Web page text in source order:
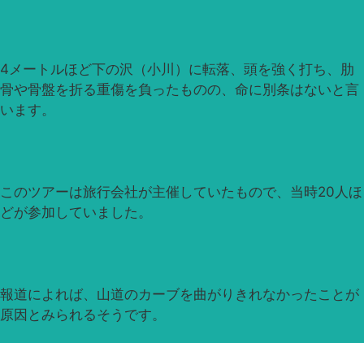
4メートルほど下の沢（小川）に転落、頭を強く打ち、肋
骨や骨盤を折る重傷を負ったものの、命に別条はないと言
います。
このツアーは旅行会社が主催していたもので、当時20人ほ
どが参加していました。
報道によれば、山道のカーブを曲がりきれなかったことが
原因とみられるそうです。